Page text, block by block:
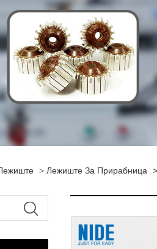
> Лежиште За Прирабница >